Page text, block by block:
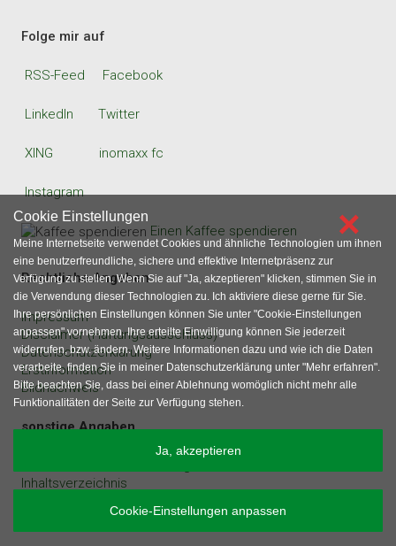
Folge mir auf
RSS-Feed Facebook
LinkedIn Twitter
XING inomaxx fc
Instagram
Einen Kaffee spendieren
Rechtliche Angaben
Impressum
Disclaimer (Haftungsausschluss)
Datenschutzerklärung
Erstinformation
Bildnachweis
sonstige Angaben
Inhaltsverzeichnis
×
Cookie Einstellungen
Meine Internetseite verwendet Cookies und ähnliche Technologien um ihnen
eine benutzerfreundliche, sichere und effektive Internetpräsenz zur
Verfügung zu stellen. Wenn Sie auf "Ja, akzeptieren" klicken, stimmen Sie in
die Verwendung dieser Technologien zu. Ich aktiviere diese gerne für Sie.
Ihre persönlichen Einstellungen können Sie unter "Cookie-Einstellungen
anpassen" vornehmen. Ihre erteilte Einwilligung können Sie jederzeit
widerrufen, bzw. ändern. Weitere Informationen dazu und wie ich die Daten
verarbeite, finden Sie in meiner Datenschutzerklärung unter "Mehr erfahren".
Bitte beachten Sie, dass bei einer Ablehnung womöglich nicht mehr alle
Funktionalitäten der Seite zur Verfügung stehen.
Ja, akzeptieren
Cookie-Einstellungen anpassen